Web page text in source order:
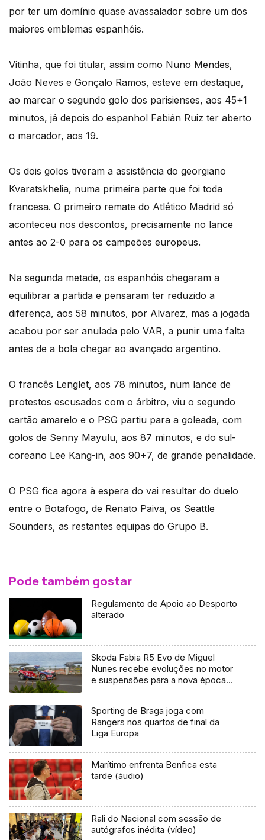
por ter um domínio quase avassalador sobre um dos
maiores emblemas espanhóis.
Vitinha, que foi titular, assim como Nuno Mendes,
João Neves e Gonçalo Ramos, esteve em destaque,
ao marcar o segundo golo dos parisienses, aos 45+1
minutos, já depois do espanhol Fabián Ruiz ter aberto
o marcador, aos 19.
Os dois golos tiveram a assistência do georgiano
Kvaratskhelia, numa primeira parte que foi toda
francesa. O primeiro remate do Atlético Madrid só
aconteceu nos descontos, precisamente no lance
antes ao 2-0 para os campeões europeus.
Na segunda metade, os espanhóis chegaram a
equilibrar a partida e pensaram ter reduzido a
diferença, aos 58 minutos, por Alvarez, mas a jogada
acabou por ser anulada pelo VAR, a punir uma falta
antes de a bola chegar ao avançado argentino.
O francês Lenglet, aos 78 minutos, num lance de
protestos escusados com o árbitro, viu o segundo
cartão amarelo e o PSG partiu para a goleada, com
golos de Senny Mayulu, aos 87 minutos, e do sul-
coreano Lee Kang-in, aos 90+7, de grande penalidade.
O PSG fica agora à espera do vai resultar do duelo
entre o Botafogo, de Renato Paiva, os Seattle
Sounders, as restantes equipas do Grupo B.
Pode também gostar
Regulamento de Apoio ao Desporto
alterado
Skoda Fabia R5 Evo de Miguel
Nunes recebe evoluções no motor
e suspensões para a nova época
Sporting de Braga joga com
Rangers nos quartos de final da
Liga Europa
Marítimo enfrenta Benfica esta
tarde (áudio)
Rali do Nacional com sessão de
autógrafos inédita (vídeo)